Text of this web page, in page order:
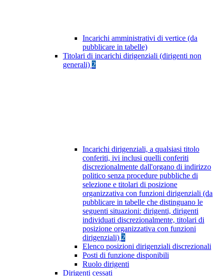
Incarichi amministrativi di vertice (da
pubblicare in tabelle)
Titolari di incarichi dirigenziali (dirigenti non
generali) 2
Incarichi dirigenziali, a qualsiasi titolo
conferiti, ivi inclusi quelli conferiti
discrezionalmente dall'organo di indirizzo
politico senza procedure pubbliche di
selezione e titolari di posizione
organizzativa con funzioni dirigenziali (da
pubblicare in tabelle che distinguano le
seguenti situazioni: dirigenti, dirigenti
individuati discrezionalmente, titolari di
posizione organizzativa con funzioni
dirigenziali) 2
Elenco posizioni dirigenziali discrezionali
Posti di funzione disponibili
Ruolo dirigenti
Dirigenti cessati